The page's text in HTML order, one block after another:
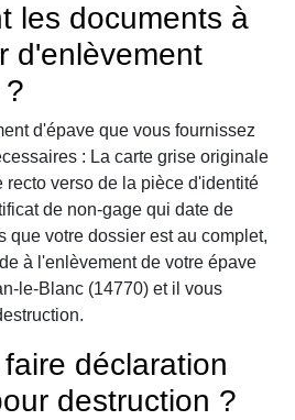
les documents à
d'enlèvement
d'épave que vous fournissez
: La carte grise originale
verso de la pièce d'identité
de non-gage qui date de
que votre dossier est au complet,
à l'enlèvement de votre épave
le-Blanc (14770) et il vous
déclaration
destruction ?